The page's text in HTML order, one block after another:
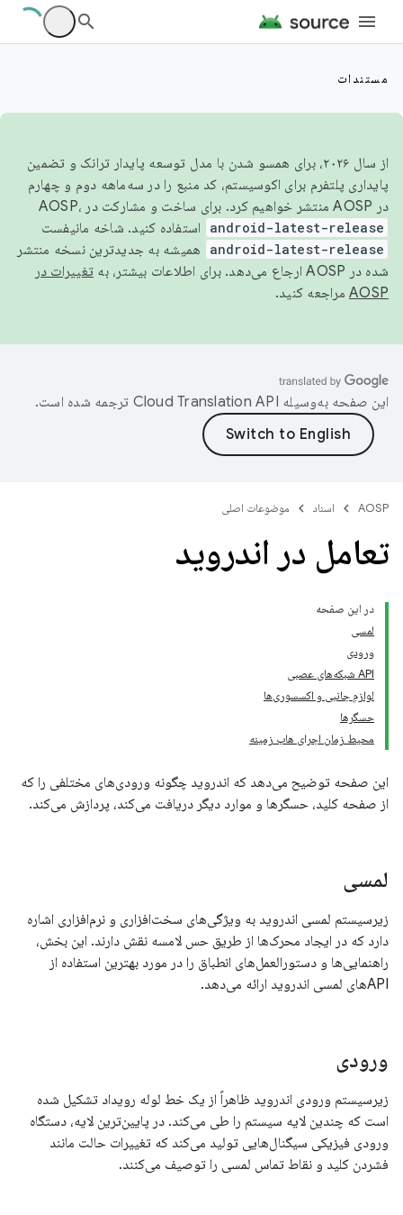
مستندات
از سال ۲۰۲۶، برای همسو شدن با مدل توسعه پایدار ترانک و تضمین
پایداری پلتفرم برای اکوسیستم، کد منبع را در سه‌ماهه دوم و چهارم
در AOSP منتشر خواهیم کرد. برای ساخت و مشارکت در AOSP،
android-latest-release استفاده کنید. شاخه مانیفست
android-latest-release
همیشه به جدیدترین نسخه منتشر
شده در AOSP ارجاع می‌دهد. برای اطلاعات بیشتر، به
تغییرات در
AOSP مراجعه کنید.
این صفحه به‌وسیله ترجمه شده است.
AOSP اسناد موضوعات اصلی
تعامل در اندروید
در این صفحه
لمسی
ورودی
API شبکه‌های عصبی
لوازم جانبی و اکسسوری‌ها
حسگرها
محیط زمان اجرای هاب زمینه
این صفحه توضیح می‌دهد که اندروید چگونه ورودی‌های مختلفی را که
از صفحه کلید، حسگرها و موارد دیگر دریافت می‌کند، پردازش می‌کند.
لمسی
زیرسیستم لمسی اندروید به ویژگی‌های سخت‌افزاری و نرم‌افزاری اشاره
دارد که در ایجاد محرک‌ها از طریق حس لامسه نقش دارند. این بخش،
راهنمایی‌ها و دستورالعمل‌های انطباق را در مورد بهترین استفاده از
APIهای لمسی اندروید ارائه می‌دهد.
ورودی
زیرسیستم ورودی اندروید ظاهراً از یک خط لوله رویداد تشکیل شده
است که چندین لایه سیستم را طی می‌کند. در پایین‌ترین لایه، دستگاه
ورودی فیزیکی سیگنال‌هایی تولید می‌کند که تغییرات حالت مانند
فشردن کلید و نقاط تماس لمسی را توصیف می‌کنند.